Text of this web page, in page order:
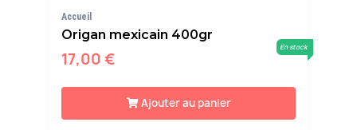
Accueil
Origan mexicain 400gr
17,00 €
En stock
Ajouter au panier